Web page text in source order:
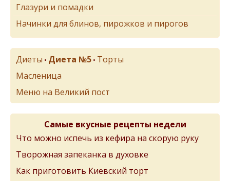
Глазури и помадки
Начинки для блинов, пирожков и пирогов
Диеты • Диета №5 • Торты
Масленица
Меню на Великий пост
Самые вкусные рецепты недели
Что можно испечь из кефира на скорую руку
Творожная запеканка в духовке
Как приготовить Киевский торт